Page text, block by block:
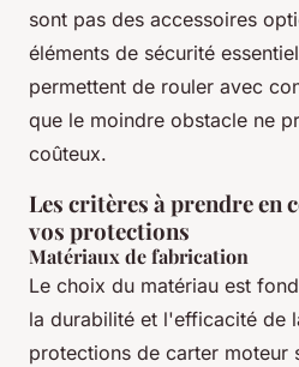
sont pas des accessoires
éléments de sécurité
permettent de rouler avec
que le moindre obstacle ne
coûteux.
Les critères à prendre en
vos protections
Matériaux de fabrication
Le choix du matériau est
la durabilité et l'efficacité de
protections de carter moteur